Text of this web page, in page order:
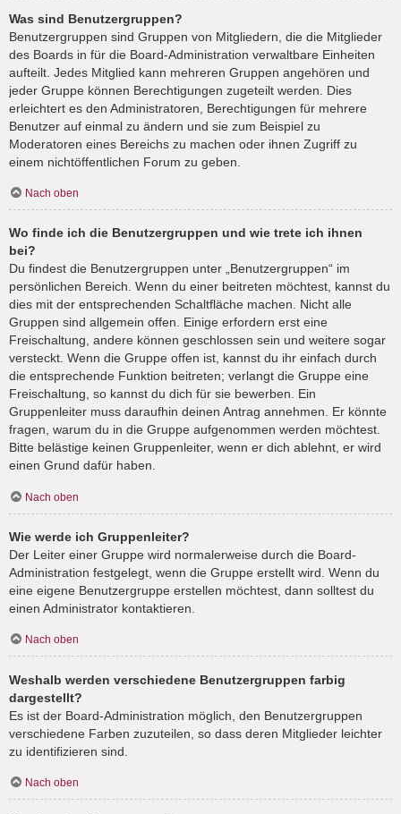
Was sind Benutzergruppen?
Benutzergruppen sind Gruppen von Mitgliedern, die die Mitglieder
des Boards in für die Board-Administration verwaltbare Einheiten
aufteilt. Jedes Mitglied kann mehreren Gruppen angehören und
jeder Gruppe können Berechtigungen zugeteilt werden. Dies
erleichtert es den Administratoren, Berechtigungen für mehrere
Benutzer auf einmal zu ändern und sie zum Beispiel zu
Moderatoren eines Bereichs zu machen oder ihnen Zugriff zu
einem nichtöffentlichen Forum zu geben.
Nach oben
Wo finde ich die Benutzergruppen und wie trete ich ihnen
bei?
Du findest die Benutzergruppen unter „Benutzergruppen“ im
persönlichen Bereich. Wenn du einer beitreten möchtest, kannst du
dies mit der entsprechenden Schaltfläche machen. Nicht alle
Gruppen sind allgemein offen. Einige erfordern erst eine
Freischaltung, andere können geschlossen sein und weitere sogar
versteckt. Wenn die Gruppe offen ist, kannst du ihr einfach durch
die entsprechende Funktion beitreten; verlangt die Gruppe eine
Freischaltung, so kannst du dich für sie bewerben. Ein
Gruppenleiter muss daraufhin deinen Antrag annehmen. Er könnte
fragen, warum du in die Gruppe aufgenommen werden möchtest.
Bitte belästige keinen Gruppenleiter, wenn er dich ablehnt, er wird
einen Grund dafür haben.
Nach oben
Wie werde ich Gruppenleiter?
Der Leiter einer Gruppe wird normalerweise durch die Board-
Administration festgelegt, wenn die Gruppe erstellt wird. Wenn du
eine eigene Benutzergruppe erstellen möchtest, dann solltest du
einen Administrator kontaktieren.
Nach oben
Weshalb werden verschiedene Benutzergruppen farbig
dargestellt?
Es ist der Board-Administration möglich, den Benutzergruppen
verschiedene Farben zuzuteilen, so dass deren Mitglieder leichter
zu identifizieren sind.
Nach oben